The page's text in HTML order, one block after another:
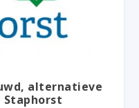
alternatieve